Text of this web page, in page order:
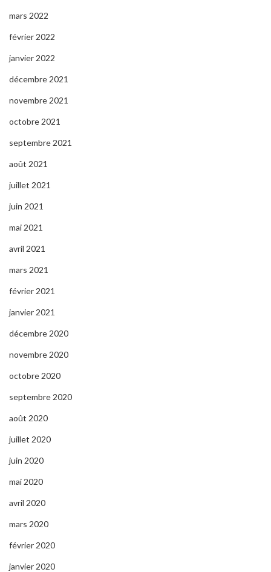
mars 2022
février 2022
janvier 2022
décembre 2021
novembre 2021
octobre 2021
septembre 2021
août 2021
juillet 2021
juin 2021
mai 2021
avril 2021
mars 2021
février 2021
janvier 2021
décembre 2020
novembre 2020
octobre 2020
septembre 2020
août 2020
juillet 2020
juin 2020
mai 2020
avril 2020
mars 2020
février 2020
janvier 2020